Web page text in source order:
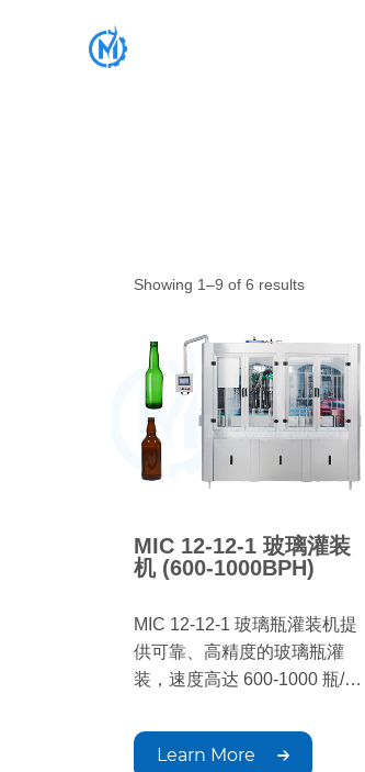
Showing 1–9 of 6 results
MIC 12-12-1 玻璃灌装
机 (600-1000BPH)
MIC 12-12-1 玻璃瓶灌装机提
供可靠、高精度的玻璃瓶灌
装，速度高达 600-1000 瓶/小
而设计，可确保稳定的灌装液
位和卓越的卫生标准。适用于
Learn More